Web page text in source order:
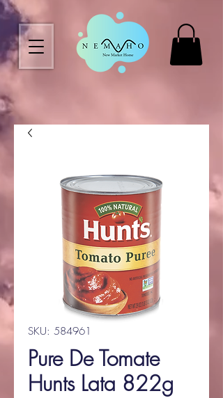
SKU: 584961
Pure De Tomate
Hunts Lata 822g